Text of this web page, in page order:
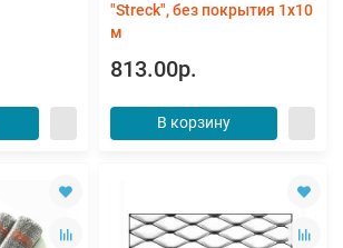
"Streck", без покрытия 1х10
м
813.00р.
В корзину